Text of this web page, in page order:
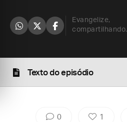
Evangelize,
compartilhando.
Texto do episódio
0 1